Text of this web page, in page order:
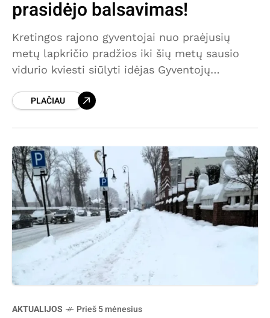
prasidėjo balsavimas!
Kretingos rajono gyventojai nuo praėjusių
metų lapkričio pradžios iki šių metų sausio
vidurio kviesti siūlyti idėjas Gyventojų
gyvenamoji aplinka taptų gražesnė,
PLAČIAU
AKTUALIJOS Prieš 5 mėnesius